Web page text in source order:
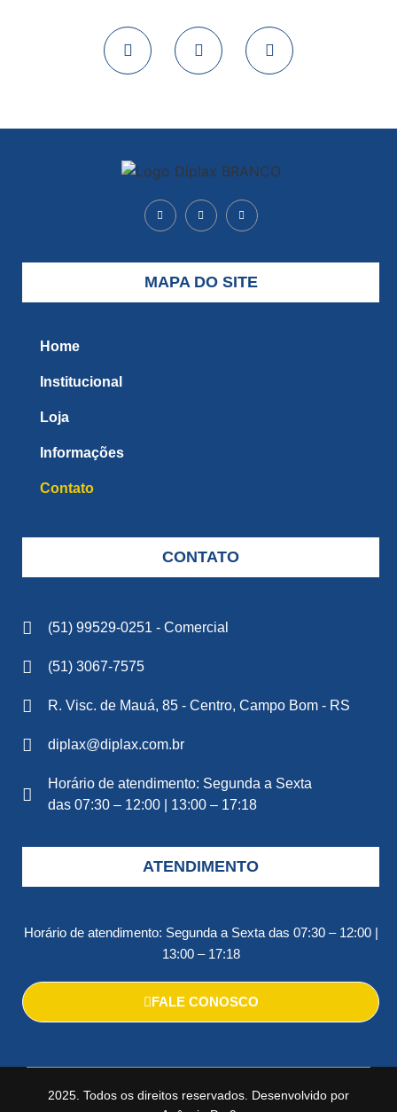
MAPA DO SITE
Home
Institucional
Loja
Informações
Contato
CONTATO
(51) 99529-0251 - Comercial
(51) 3067-7575
R. Visc. de Mauá, 85 - Centro, Campo Bom - RS
diplax@diplax.com.br
Horário de atendimento: Segunda a Sexta
das 07:30 – 12:00 | 13:00 – 17:18
ATENDIMENTO
Horário de atendimento: Segunda a Sexta das 07:30 – 12:00 |
13:00 – 17:18
FALE CONOSCO
2025. Todos os direitos reservados. Desenvolvido por